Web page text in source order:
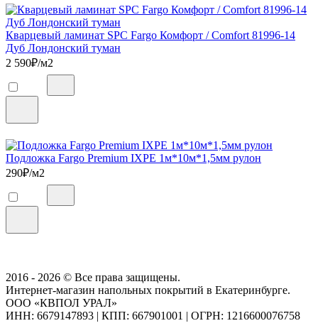
Кварцевый ламинат SPC Fargo Комфорт / Comfort 81996-14
Дуб Лондонский туман
2 590₽/м2
Подложка Fargo Premium IXPE 1м*10м*1,5мм рулон
290₽/м2
2016 - 2026 © Все права защищены.
Интернет-магазин напольных покрытий в Екатеринбурге.
ООО «КВПОЛ УРАЛ»
ИНН: 6679147893 | КПП: 667901001 | ОГРН: 1216600076758